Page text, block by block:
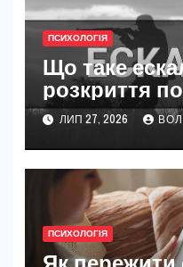
ПСИХОЛОГІЯ
Що таке
розкриття
прикладами
ЛИП 27, 2026
ПСИХОЛОГІЯ
Як пережити